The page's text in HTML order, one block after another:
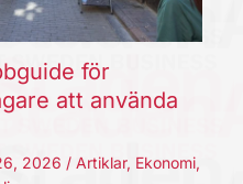
för
att använda
2026 / Artiklar, Ekonomi,